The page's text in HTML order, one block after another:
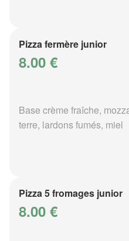
Pizza fermère junior
8.00 €
Base crème fraîche,
terre, lardons fumés, miel
Pizza 5 fromages junior
8.00 €